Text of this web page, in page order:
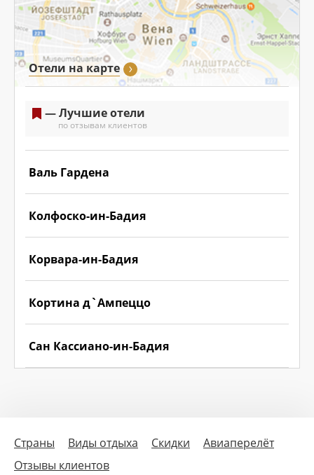
Отели на карте
— Лучшие отели
по отзывам клиентов
Валь Гардена
Колфоско-ин-Бадия
Корвара-ин-Бадия
Кортина д`Ампеццо
Сан Кассиано-ин-Бадия
Страны Виды отдыха Скидки
Авиаперелёт
Отзывы клиентов